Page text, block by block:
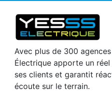
Avec plus de 300
Électrique apporte un
ses clients et garantit
écoute sur le terrain.